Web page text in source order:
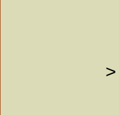
>